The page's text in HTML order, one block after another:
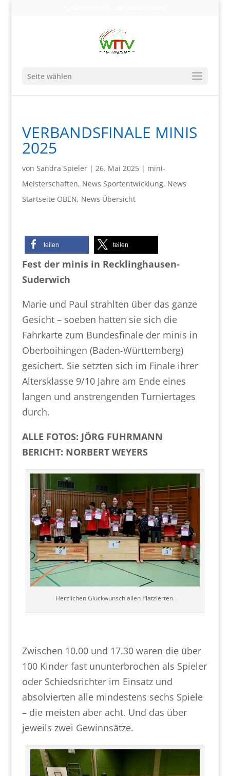
Seite wählen
VERBANDSFINALE MINIS
2025
von Sandra Spieler| 26. Mai 2025| mini-
Meisterschaften, News Sportentwicklung, News
Startseite OBEN, News Übersicht
teilen teilen
Fest der minis in Recklinghausen-
Suderwich
Marie und Paul strahlten über das ganze
Gesicht – soeben hatten sie sich die
Fahrkarte zum Bundesfinale der minis in
Oberboihingen (Baden-Württemberg)
gesichert. Sie setzten sich im Finale ihrer
Altersklasse 9/10 Jahre am Ende eines
langen und anstrengenden Turniertages
durch.
ALLE FOTOS: JÖRG FUHRMANN
BERICHT: NORBERT WEYERS
Herzlichen Glückwunsch allen Platzierten.
Zwischen 10.00 und 17.30 waren die über
100 Kinder fast ununterbrochen als Spieler
oder Schiedsrichter im Einsatz und
absolvierten alle mindestens sechs Spiele
– die meisten aber acht. Und das über
jeweils zwei Gewinnsätze.